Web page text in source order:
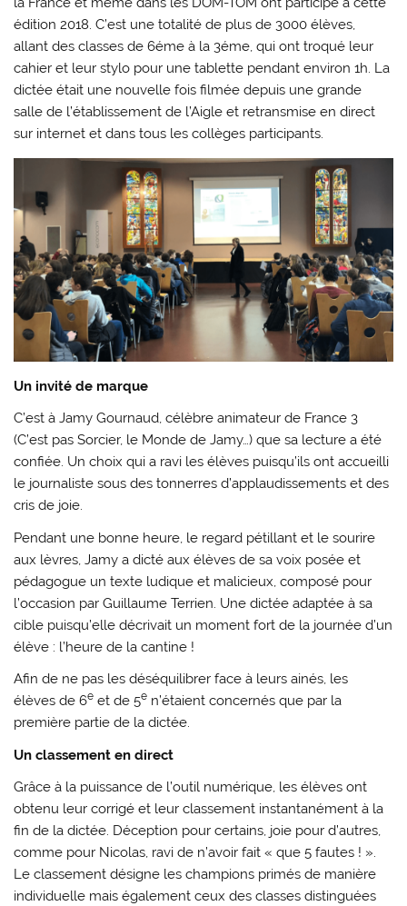
édition 2018. C’est une totalité de plus de 3000 élèves,
allant des classes de 6éme à la 3éme, qui ont troqué leur
cahier et leur stylo pour une tablette pendant environ 1h. La
dictée était une nouvelle fois filmée depuis une grande
salle de l’établissement de l’Aigle et retransmise en direct
sur internet et dans tous les collèges participants.
Un invité de marque
C’est à Jamy Gournaud, célèbre animateur de France 3
(C’est pas Sorcier, le Monde de Jamy…) que sa lecture a été
confiée. Un choix qui a ravi les élèves puisqu’ils ont accueilli
le journaliste sous des tonnerres d’applaudissements et des
cris de joie.
Pendant une bonne heure, le regard pétillant et le sourire
aux lèvres, Jamy a dicté aux élèves de sa voix posée et
pédagogue un texte ludique et malicieux, composé pour
l’occasion par Guillaume Terrien. Une dictée adaptée à sa
cible puisqu’elle décrivait un moment fort de la journée d’un
élève : l’heure de la cantine !
Afin de ne pas les déséquilibrer face à leurs ainés, les
élèves de 6e et de 5e n’étaient concernés que par la
première partie de la dictée.
Un classement en direct
Grâce à la puissance de l’outil numérique, les élèves ont
obtenu leur corrigé et leur classement instantanément à la
fin de la dictée. Déception pour certains, joie pour d’autres,
comme pour Nicolas, ravi de n’avoir fait « que 5 fautes ! ».
Le classement désigne les champions primés de manière
individuelle mais également ceux des classes distinguées